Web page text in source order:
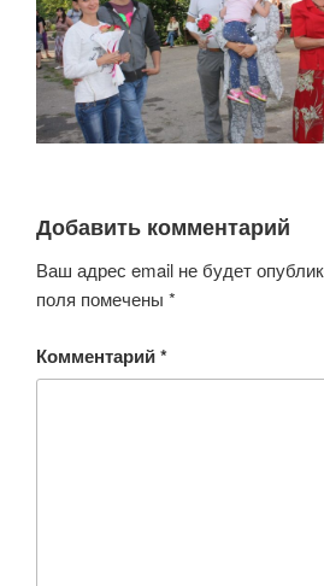
Добавить комментарий
Ваш адрес email не будет
поля помечены *
Комментарий*